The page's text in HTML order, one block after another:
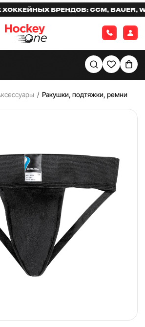
БРЕНДОВ: CCM, BAUER,
/ Ракушки, подтяжки, ремни